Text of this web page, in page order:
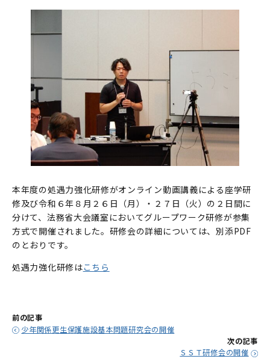
本年度の処遇力強化研修がオンライン動画講義による座学研
修及び令和６年８月２６日（月）・２７日（火）の２日間に
分けて、法務省大会議室においてグループワーク研修が参集
方式で開催されました。研修会の詳細については、別添PDF
のとおりです。
処遇力強化研修はこちら
前の記事
少年関係更生保護施設基本問題研究会の開催
次の記事
ＳＳＴ研修会の開催